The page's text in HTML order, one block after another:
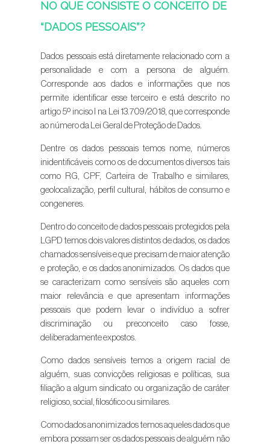
NO QUE CONSISTE O CONCEITO DE
“DADOS PESSOAIS”?
Dados pessoais está diretamente relacionado com a
personalidade e com a persona de alguém.
Corresponde aos dados e informações que nos
permite identificar esse terceiro e está descrito no
artigo 5º inciso I na Lei 13.709/2018, que corresponde
ao número da Lei Geral de Proteção de Dados.
Dentre os dados pessoais temos nome, números
inidentificáveis como os de documentos diversos tais
como RG, CPF, Carteira de Trabalho e similares,
geolocalização, perfil cultural, hábitos de consumo e
congeneres.
Dentro do conceito de dados pessoais protegidos pela
LGPD temos dois valores distintos de dados, os dados
chamados sensíveis e que precisam de maior atenção
e proteção, e os dados anonimizados. Os dados que
se caracterizam como sensíveis são aqueles com
maior relevância e que apresentam informações
pessoais que podem levar o indivíduo a sofrer
discriminação ou preconceito caso fosse,
deliberadamente expostos.
Como dados sensíveis temos a origem racial de
alguém, suas convicções religiosas e políticas, sua
filiação a algum sindicato ou organização de caráter
religioso, social, filosófico ou similares.
Como dados anonimizados temos aqueles dados que
embora possam ser os dados pessoais de alguém não